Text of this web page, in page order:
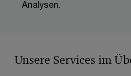
Analysen.
Unsere Services im